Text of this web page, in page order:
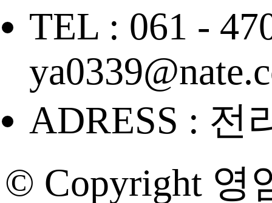
TEL : 061 -
ADRESS : 전
© Copyright 영